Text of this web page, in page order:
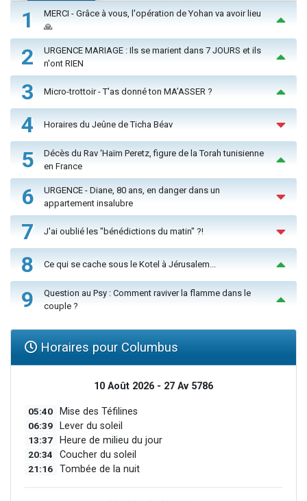
1
MERCI - Grâce à vous, l'opération de Yohan va avoir lieu
🙏
2
URGENCE MARIAGE : Ils se marient dans 7 JOURS et ils
n'ont RIEN
3 Micro-trottoir - T'as donné ton MA’ASSER ?
4 Horaires du Jeûne de Ticha Béav
5
Décès du Rav ‘Haïm Peretz, figure de la Torah tunisienne
en France
6
URGENCE - Diane, 80 ans, en danger dans un
appartement insalubre
7 J'ai oublié les "bénédictions du matin" ?!
8 Ce qui se cache sous le Kotel à Jérusalem...
9
Question au Psy : Comment raviver la flamme dans le
couple ?
Horaires pour Columbus
10 Août 2026 - 27 Av 5786
05:40 Mise des Téfilines
06:39 Lever du soleil
13:37 Heure de milieu du jour
20:34 Coucher du soleil
21:16 Tombée de la nuit